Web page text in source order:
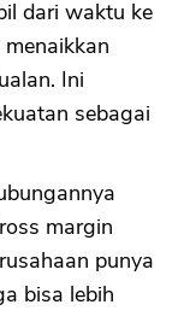
dari waktu ke
Ini
sebagai
margin
punya
bisa lebih